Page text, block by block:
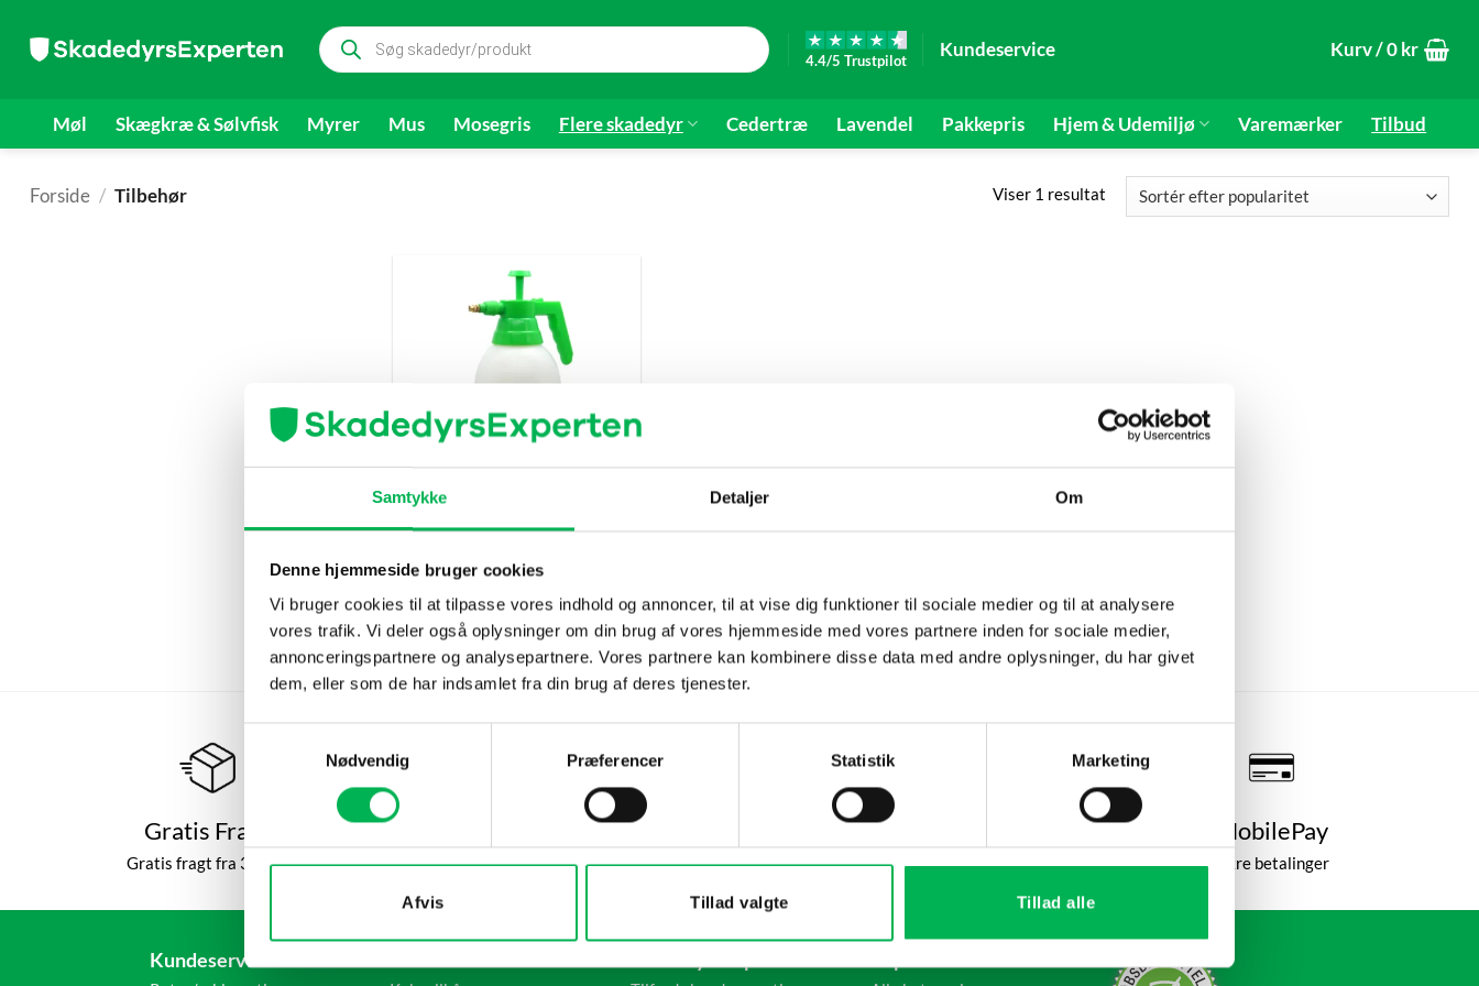
Samtykke Detaljer Om
Denne hjemmeside bruger cookies
Vi bruger cookies til at tilpasse vores indhold og annoncer, til at vise dig funktioner til sociale medier og til at analysere
vores trafik. Vi deler også oplysninger om din brug af vores hjemmeside med vores partnere inden for sociale medier,
annonceringspartnere og analysepartnere. Vores partnere kan kombinere disse data med andre oplysninger, du har givet
dem, eller som de har indsamlet fra din brug af deres tjenester.
Nødvendig
Præferencer Statistik Marketing
Afvis Tillad valgte Tillad alle
indhold
Products
search
4.4/5 Trustpilot
Kundeservice Kurv /0 kr
Møl Skægkræ & Sølvfisk Myrer Mus Mosegris Flere skadedyr Cedertræ Lavendel Pakkepris Hjem & Udemiljø Varemærker Tilbud
Forside / Tilbehør Viser 1 resultat
Forstøver
99kr
Køb nu
Gratis Fragt
Gratis fragt fra 399 kr
Hurtig Levering
2-3 dage (eget lager)
350.000+ Tilfredse Kunder
Altid tilfredshedsgaranti
MobilePay
Sikre betalinger
Kundeservice